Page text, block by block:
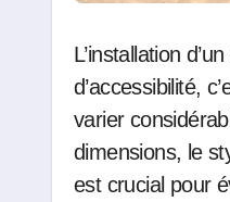
L’installation d’un ascenseur dans une maison n’est pas seulement une question de confort ou
d’accessibilité,
varier
dimensions, le
est crucial pour